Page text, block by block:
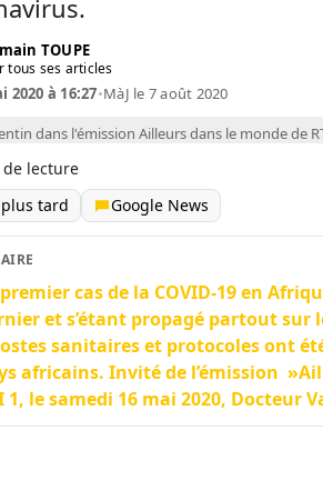
TOUPE
tous ses articles
2020 à 16:27•MàJ le 7 août 2020
dans l'émission Ailleurs dans le monde de
lecture
tard
Google News
cas de la COVID-19 en
et s’étant propagé partout
sanitaires et protocoles ont
africains. Invité de l’émission
1, le samedi 16 mai 2020, Docteur